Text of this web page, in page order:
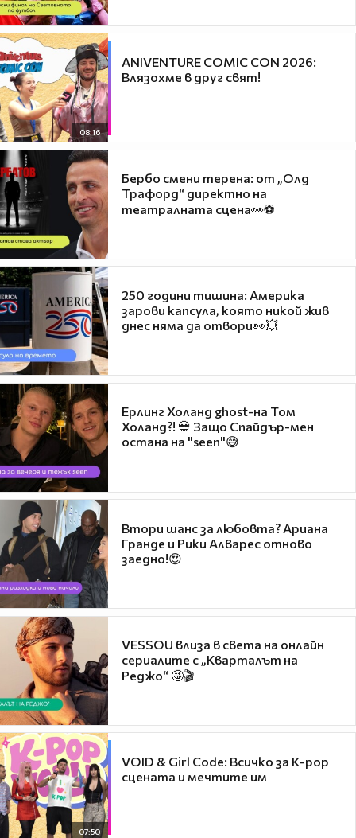
08:16
ANIVENTURE COMIC CON 2026:
Влязохме в друг свят!
Бербо смени терена: от „Олд
Трафорд“ директно на
театралната сцена👀⚽
250 години тишина: Америка
зарови капсула, която никой жив
днес няма да отвори👀💥
Ерлинг Холанд ghost-на Том
Холанд?! 💀 Защо Спайдър-мен
остана на "seen"😅
Втори шанс за любовта? Ариана
Гранде и Рики Алварес отново
заедно!😍
VESSOU влиза в света на онлайн
сериалите с „Кварталът на
Реджо“ 🤩🎬
07:50
VOID & Girl Code: Всичко за K-pop
сцената и мечтите им